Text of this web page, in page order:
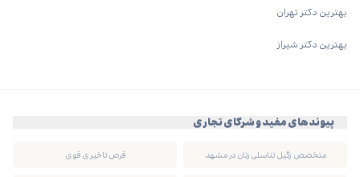
بهترین دکتر تهران
بهترین دکتر شیراز
پیوندهای مفید و شرکای تجاری
متخصص زگیل تناسلی زنان در مشهد قرص تاخیری قوی